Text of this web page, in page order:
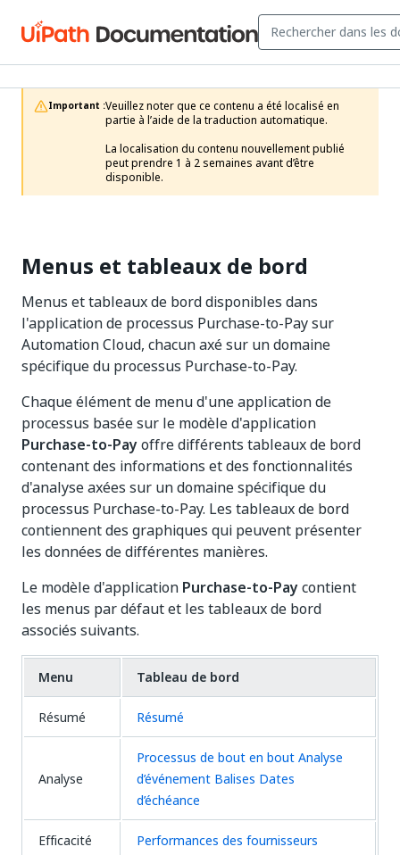
Important :Veuillez noter que ce contenu a été localisé en
partie à l’aide de la traduction automatique.
La localisation du contenu nouvellement publié
peut prendre 1 à 2 semaines avant d’être
disponible.
Menus et tableaux de bord
Menus et tableaux de bord disponibles dans
l'application de processus Purchase-to-Pay sur
Automation Cloud, chacun axé sur un domaine
spécifique du processus Purchase-to-Pay.
Chaque élément de menu d'une application de
processus basée sur le modèle d'application
Purchase-to-Payoffre différents tableaux de bord
contenant des informations et des fonctionnalités
d'analyse axées sur un domaine spécifique du
processus Purchase-to-Pay. Les tableaux de bord
contiennent des graphiques qui peuvent présenter
les données de différentes manières.
Le modèle d'application Purchase-to-Paycontient
les menus par défaut et les tableaux de bord
associés suivants.
Menu Tableau de bord
Résumé Résumé
Analyse
Processus de bout en boutAnalyse
d’événement Balises Dates
d’échéance
Efficacité Performances des fournisseurs